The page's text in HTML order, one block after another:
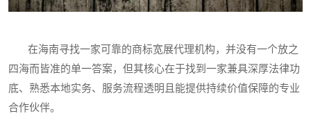
在海南寻找一家可靠的商标宽展代理机构，并没有一个放之
四海而皆准的单一答案，但其核心在于找到一家兼具深厚法律功
底、熟悉本地实务、服务流程透明且能提供持续价值保障的专业
合作伙伴。